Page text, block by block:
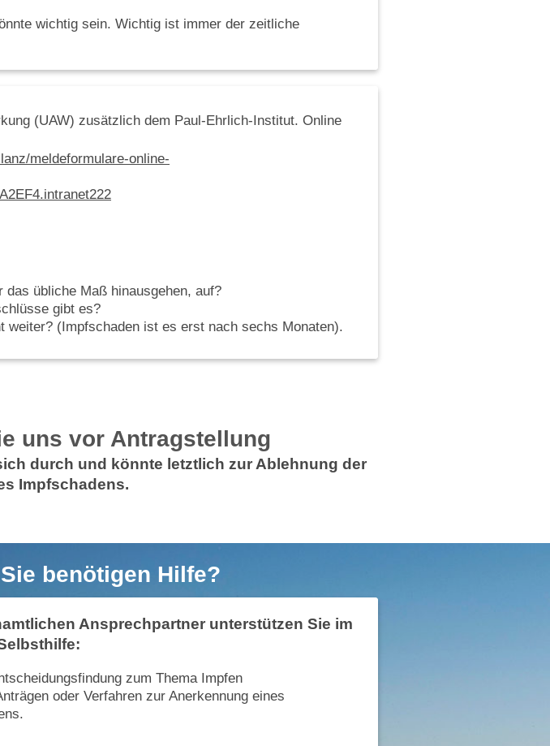
wichtig sein. Wichtig ist immer der zeitliche
(UAW) zusätzlich dem Paul-Ehrlich-Institut. Online
meldeformulare-online-
das übliche Maß hinausgehen, auf?
gibt es?
weiter? (Impfschaden ist es erst nach sechs Monaten).
uns vor Antragstellung
durch und könnte letztlich zur Ablehnung der
Impfschadens.
benötigen Hilfe?
Ansprechpartner unterstützen Sie im
zum Thema Impfen
oder Verfahren zur Anerkennung eines